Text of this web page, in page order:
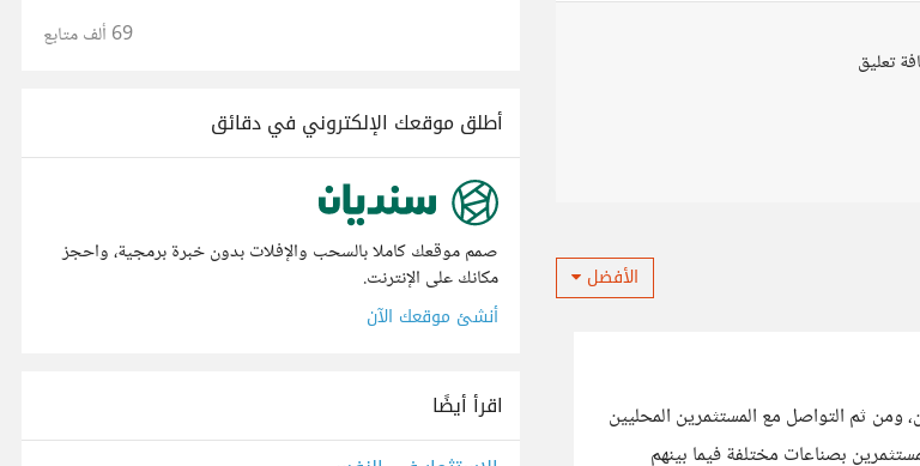
تعليق
الأفضل
ثم التواصل مع المستثمرين المحليين
بصناعات مختلفة فيما بينهم
69 ألف متابع
أطلق موقعك الإلكتروني في دقائق
صمم موقعك كاملا بالسحب والإفلات بدون خبرة برمجية، واحجز
مكانك على الإنترنت.
أنشئ موقعك الآن
اقرأ أيضًا